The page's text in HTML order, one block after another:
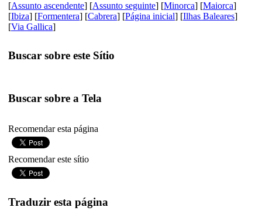
[Assunto ascendente] [Assunto seguinte] [Minorca] [Maiorca]
[Ibiza] [Formentera] [Cabrera] [Página inicial] [Ilhas Baleares]
[Via Gallica]
Buscar sobre este Sítio
Buscar sobre a Tela
Recomendar esta página
Recomendar este sítio
Traduzir esta página